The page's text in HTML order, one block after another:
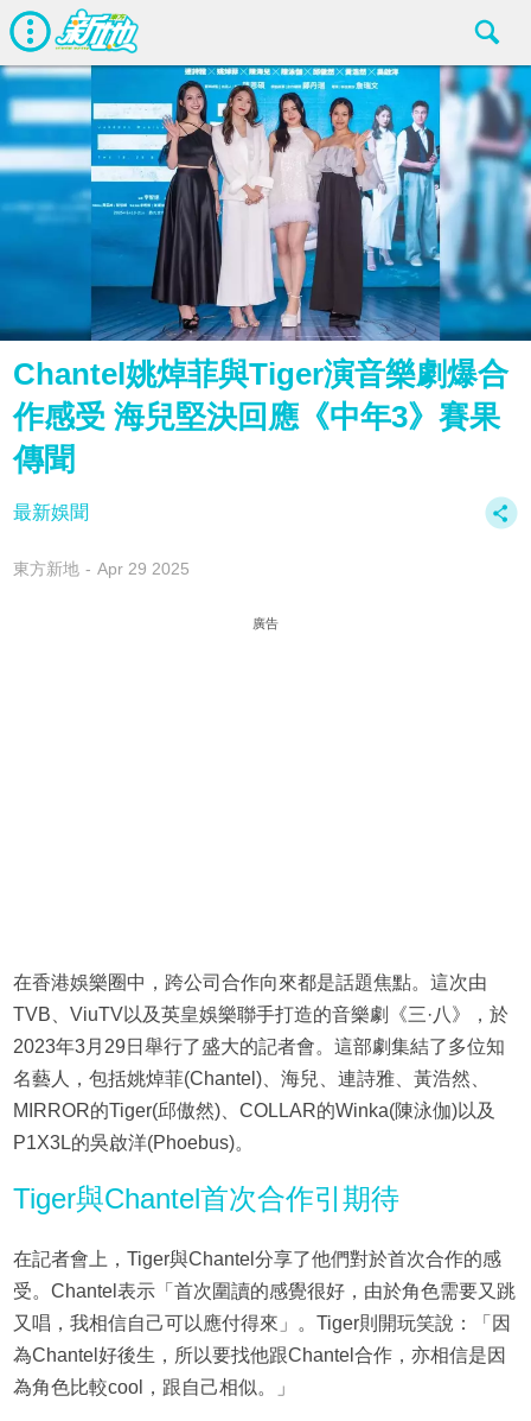
Chantel姚焯菲與Tiger演音樂劇爆合
作感受 海兒堅決回應《中年3》賽果
傳聞
最新娛聞
東方新地 Apr 29 2025
廣告
在香港娛樂圈中，跨公司合作向來都是話題焦點。這次由
TVB、ViuTV以及英皇娛樂聯手打造的音樂劇《三·八》，於
2023年3月29日舉行了盛大的記者會。這部劇集結了多位知
名藝人，包括姚焯菲(Chantel)、海兒、連詩雅、黃浩然、
MIRROR的Tiger(邱傲然)、COLLAR的Winka(陳泳伽)以及
P1X3L的吳啟洋(Phoebus)。
Tiger與Chantel首次合作引期待
在記者會上，Tiger與Chantel分享了他們對於首次合作的感
受。Chantel表示「首次圍讀的感覺很好，由於角色需要又跳
又唱，我相信自己可以應付得來」。Tiger則開玩笑說：「因
為Chantel好後生，所以要找他跟Chantel合作，亦相信是因
為角色比較cool，跟自己相似。」